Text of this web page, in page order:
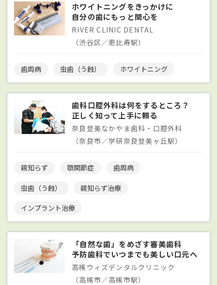
ホワイトニングをきっかけに
自分の歯にもっと関心を
RIVER CLINIC DENTAL
（渋谷区／恵比寿駅）
歯周病 虫歯（う蝕） ホワイトニング
歯科口腔外科は何をするところ？
正しく知って上手に頼る
奈良登美なかやま歯科・口腔外科
（奈良市／学研奈良登美ヶ丘駅）
親知らず 顎関節症 歯周病
虫歯（う蝕） 親知らず治療
インプラント治療
「自然な歯」をめざす審美歯科
予防歯科でいつまでも美しい口元へ
高槻ウィズデンタルクリニック
（高槻市／高槻市駅）